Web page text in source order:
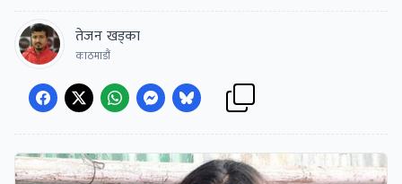
तेजन खड्का
काठमाडौं